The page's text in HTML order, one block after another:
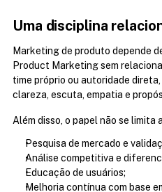
Uma disciplina
Marketing de produto depende
Product Marketing sem
time próprio ou autoridade
clareza, escuta, empatia e
Além disso, o papel não se limita
Pesquisa de mercado e
Análise competitiva e
Educação de usuários;
Melhoria contínua com base